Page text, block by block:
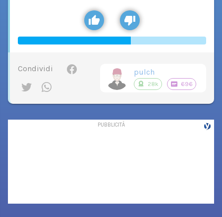
Condividi pulch
28k 696